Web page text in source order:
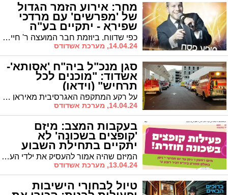
מחר: אירוע הזמר הגדול
של 'מפרשים' עם מרדכי
שפירא - יתקיים בע"ה
כרגיל כפי שדווח, ביוזמת חבר המועצה ר' חיים אמסילי, במסגרת פעילות 'מפרשים' יתקיים מופע ענק לציבור החרדי המקומי עם הזמר הפופולרי מרדכי שפירא - הארוע יתקיים בהתאם למתוכנן
14.04.24, מערכת אשדודס
סגן מנכ"ל ביה"ח 'אסותא'-
אשדוד: "מוכנים לכל
תרחיש" (וידאו)
על רקע המתקפה האגרסיבית מאיראן והתגובה הישראלית האפשרית הנשקלת בדרגים המדיניים, מבהיר ד"ר נוי כהן סגן מנכ"ל ביה"ח הציבורי אסותא אשדוד כי בית החולים מוכן לכל תרחיש. צפו
14.04.24, מערכת אשדודס
בעקבות המצב: מיזם
'קופצים בשכונה' לא
יתקיים בתחילת השבוע
המיזם שהיה אמור להעסיק את ילדי העיר בשבוע הקרוב לא יתקיים בשל הוראות פקע"ר
13.04.24, מערכת אשדודס
טיול לבחורי הישיבות